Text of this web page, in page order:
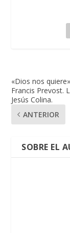
«Dios nos
Francis Prevost.
Jesús Colina.
ANTERIOR
SOBRE EL